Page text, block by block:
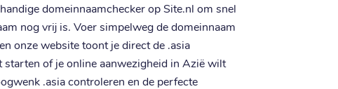
domeinnaamchecker op Site.nl om snel
nog vrij is. Voer simpelweg de domeinnaam
onze website toont je direct de .asia
of je online aanwezigheid in Azië wilt
.asia controleren en de perfecte